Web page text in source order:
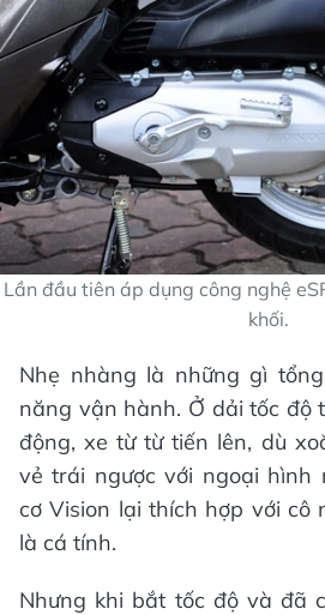
Lần đầu tiên áp dụng công nghệ
khối.
Nhẹ nhàng là những gì
năng vận hành. Ở dải tốc độ
động, xe từ từ tiến lên, dù
vẻ trái ngược với ngoại hình
cơ Vision lại thích hợp với cô
là cá tính.
Nhưng khi bắt tốc độ và đã